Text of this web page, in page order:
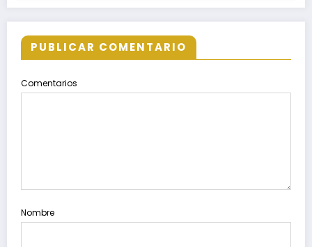
PUBLICAR COMENTARIO
Comentarios
Nombre